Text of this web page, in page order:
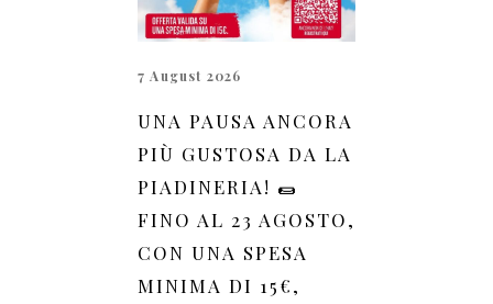
7 August 2026
UNA PAUSA ANCORA
PIÙ GUSTOSA DA LA
PIADINERIA! 🌯
FINO AL 23 AGOSTO,
CON UNA SPESA
MINIMA DI 15€,